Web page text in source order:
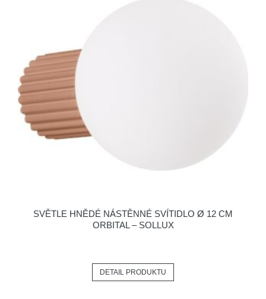
SVĚTLE HNĚDÉ NÁSTĚNNÉ SVÍTIDLO Ø 12 CM
ORBITAL – SOLLUX
DETAIL PRODUKTU